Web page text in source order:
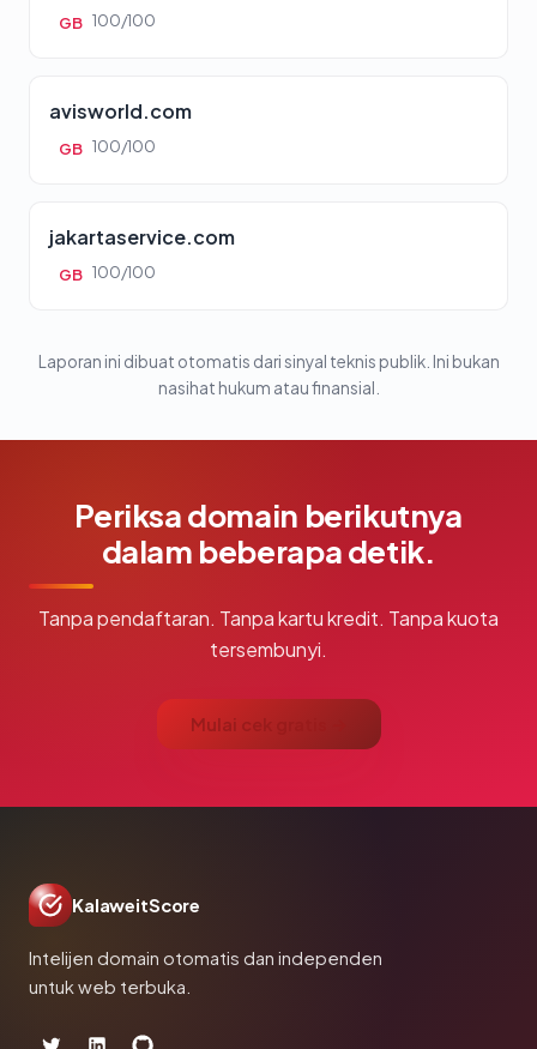
GB 100/100
avisworld.com
GB 100/100
jakartaservice.com
GB 100/100
Laporan ini dibuat otomatis dari sinyal teknis publik. Ini bukan
nasihat hukum atau finansial.
Periksa domain berikutnya
dalam beberapa detik.
Tanpa pendaftaran. Tanpa kartu kredit. Tanpa kuota
tersembunyi.
Mulai cek gratis →
KalaweitScore
Intelijen domain otomatis dan independen
untuk web terbuka.